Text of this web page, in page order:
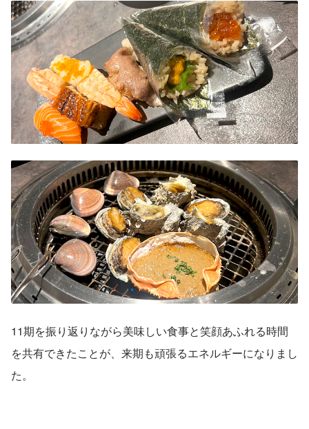
11期を振り返りながら美味しい食事と笑顔あふれる時間
を共有できたことが、来期も頑張るエネルギーになりまし
た。